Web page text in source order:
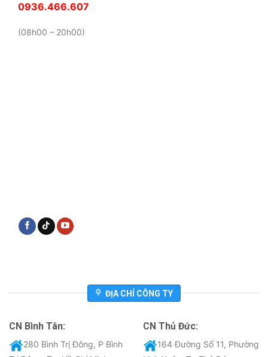
0936.466.607
(08h00 – 20h00)
ĐỊA CHỈ CÔNG TY
CN Bình Tân:
280 Bình Trị Đông, P Bình
CN Thủ Đức:
164 Đường Số 11, Phường